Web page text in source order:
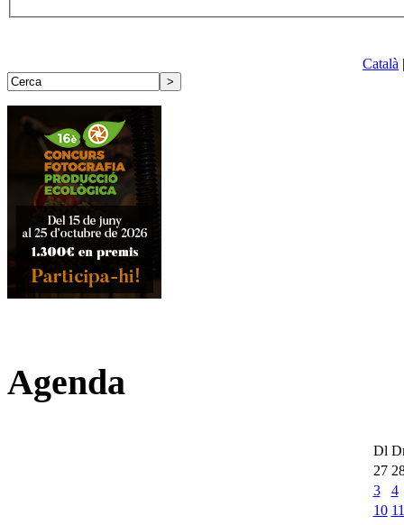
Català
Agenda
Dl
27
3
4
10 11